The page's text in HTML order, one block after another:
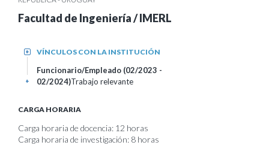
Facultad de Ingeniería / IMERL
VÍNCULOS CON LA INSTITUCIÓN
+
Funcionario/Empleado (02/2023 -
02/2024)Trabajo relevante
+
CARGA HORARIA
Carga horaria de docencia: 12 horas
Carga horaria de investigación: 8 horas